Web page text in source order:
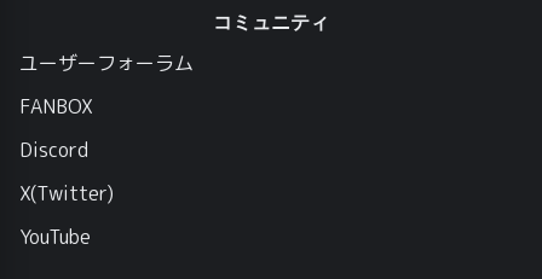
コミュニティ
ユーザーフォーラム
FANBOX
Discord
X(Twitter)
YouTube